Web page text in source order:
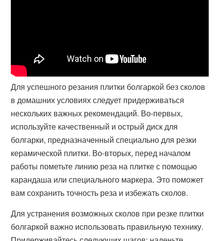
Для успешного резания плитки болгаркой без сколов
в домашних условиях следует придерживаться
нескольких важных рекомендаций. Во-первых,
используйте качественный и острый диск для
болгарки, предназначенный специально для резки
керамической плитки. Во-вторых, перед началом
работы пометьте линию реза на плитке с помощью
карандаша или специального маркера. Это поможет
вам сохранить точность реза и избежать сколов.
Для устранения возможных сколов при резке плитки
болгаркой важно использовать правильную технику.